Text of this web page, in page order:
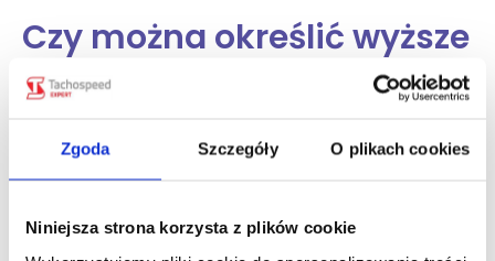
Zgoda Szczegóły O plikach cookies
Niniejsza strona korzysta z plików cookie
Czy można określić wyższe
stawki diet i noclegów niż
te określone w przepisach?
kierowcy (nie można już dużej części jego wynagrodzenia
uzupełniać dietami z tytułu podróży zagranicznej) –